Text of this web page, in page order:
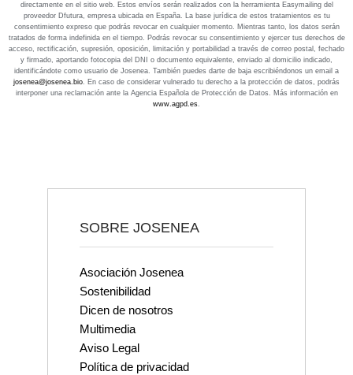
directamente en el sitio web. Estos envíos serán realizados con la herramienta Easymailing del
proveedor Dfutura, empresa ubicada en España. La base jurídica de estos tratamientos es tu
consentimiento expreso que podrás revocar en cualquier momento. Mientras tanto, los datos serán
tratados de forma indefinida en el tiempo. Podrás revocar su consentimiento y ejercer tus derechos de
acceso, rectificación, supresión, oposición, limitación y portabilidad a través de correo postal, fechado
y firmado, aportando fotocopia del DNI o documento equivalente, enviado al domicilio indicado,
identificándote como usuario de Josenea. También puedes darte de baja escribiéndonos un email a
josenea@josenea.bio. En caso de considerar vulnerado tu derecho a la protección de datos, podrás
interponer una reclamación ante la Agencia Española de Protección de Datos. Más información en
www.agpd.es.
SOBRE JOSENEA
Asociación Josenea
Sostenibilidad
Dicen de nosotros
Multimedia
Aviso Legal
Política de privacidad